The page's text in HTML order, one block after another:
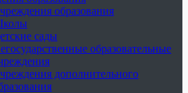
образования
сады
образовательные
дополнительного